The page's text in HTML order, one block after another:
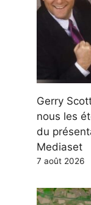
Gerry
nous les
du
Mediaset
7 août 2026